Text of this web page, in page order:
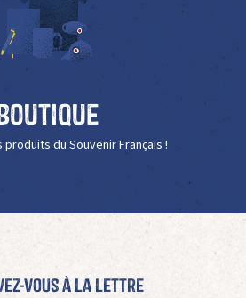
du Souvenir Français !
vous à La Lettre